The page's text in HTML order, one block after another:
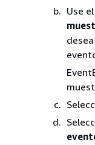
Use